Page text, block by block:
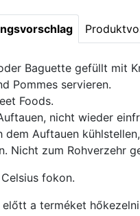
Baguette gefüllt mit
Pommes servieren.
Foods.
nicht wieder
dem Auftauen
Nicht zum Rohverzehr
fokon.
előtt a terméket